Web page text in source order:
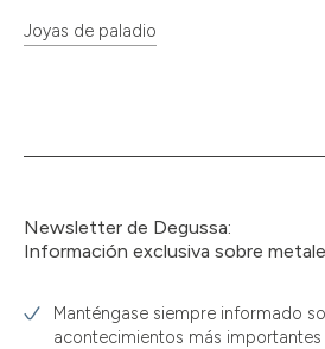
Joyas de paladio
Newsletter de Degussa:
Información exclusiva sobre
Manténgase siempre informado
acontecimientos más